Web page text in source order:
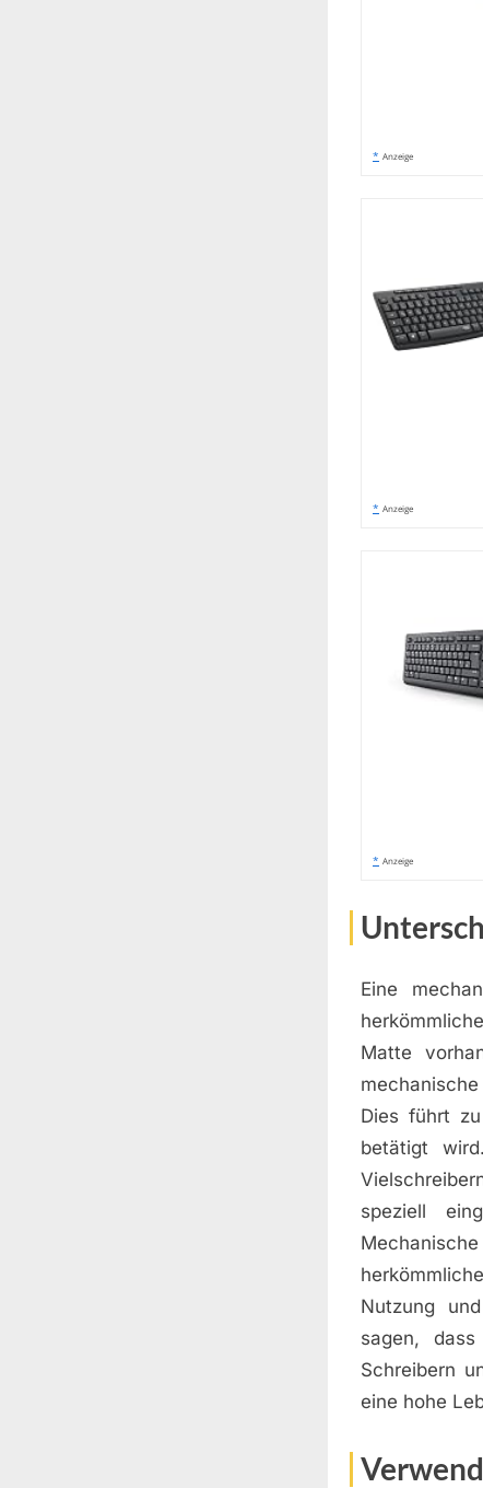
* Anzeige
* Anzeige
* Anzeige
Eine
Matte
Dies führt
betätigt
speziell
Nutzung
sagen,
Schreibern
eine hohe